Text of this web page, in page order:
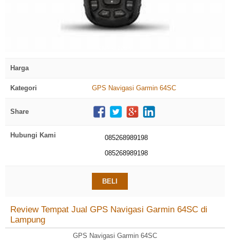
Harga
Kategori GPS Navigasi Garmin 64SC
Share
Hubungi Kami
085268989198
085268989198
BELI
Review Tempat Jual GPS Navigasi Garmin 64SC di
Lampung
GPS Navigasi Garmin 64SC